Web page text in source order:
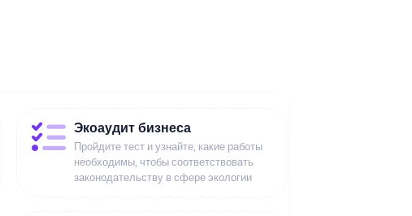
Экоаудит бизнеса
Пройдите тест и узнайте, какие работы
необходимы, чтобы соответствовать
законодательству в сфере экологии